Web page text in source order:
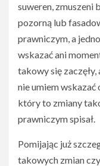
suweren, zmuszeni
pozorną lub
prawniczym, a
wskazać ani
takowy się zaczęły,
nie umiem wskazać
który to zmiany
prawniczym spisał.
Pomijając już
takowych zmian